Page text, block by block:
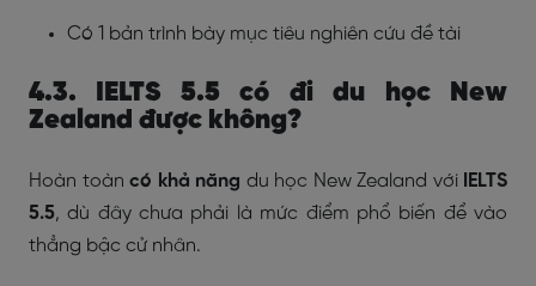
Có 1 bản trình bày mục tiêu nghiên cứu đề tài
4.3. IELTS 5.5 có đi du học New
Zealand được không?
Hoàn toàn có khả năng du học New Zealand với
IELTS
5.5, dù đây chưa phải là mức điểm phổ biến để vào
thẳng bậc cử nhân.